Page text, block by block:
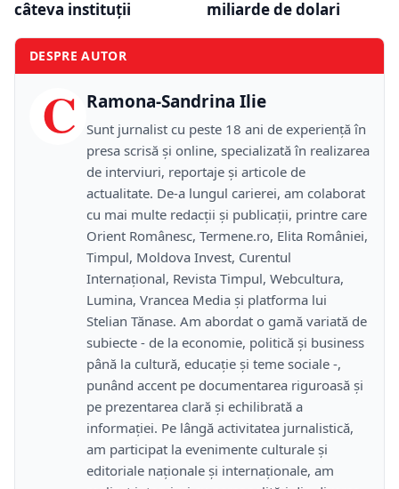
câteva instituții
miliarde de dolari
DESPRE AUTOR
C Ramona-Sandrina Ilie
Sunt jurnalist cu peste 18 ani de experiență în
presa scrisă și online, specializată în realizarea
de interviuri, reportaje și articole de
actualitate. De-a lungul carierei, am colaborat
cu mai multe redacții și publicații, printre care
Orient Românesc, Termene.ro, Elita României,
Timpul, Moldova Invest, Curentul
Internațional, Revista Timpul, Webcultura,
Lumina, Vrancea Media și platforma lui
Stelian Tănase. Am abordat o gamă variată de
subiecte - de la economie, politică și business
până la cultură, educație și teme sociale -,
punând accent pe documentarea riguroasă și
pe prezentarea clară și echilibrată a
informației. Pe lângă activitatea jurnalistică,
am participat la evenimente culturale și
editoriale naționale și internaționale, am